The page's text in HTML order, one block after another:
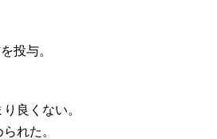
投与。
良くない。
れた。